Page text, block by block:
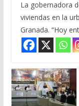
La gobernadora
viviendas en la
Granada. “Hoy